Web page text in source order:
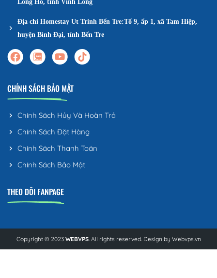
Long Hồ, tỉnh Vĩnh Long
Địa chỉ Homestay Ut Trinh Bến Tre:Tổ 9, ấp 1, xã Tam Hiệp,
huyện Bình Đại, tỉnh Bến Tre
CHÍNH SÁCH BẢO MẬT
Chính Sách Hủy Và Hoàn Trả
Chính Sách Đặt Hàng
Chính Sách Thanh Toán
Chính Sách Bảo Mật
THEO DÕI FANPAGE
Copyright © 2023 WEBVPS. All rights reserved. Design by Webvps.vn